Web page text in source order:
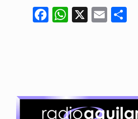
Facebook
WhatsApp
X Email